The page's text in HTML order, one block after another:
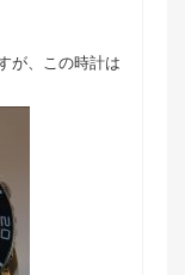
が、この時計は